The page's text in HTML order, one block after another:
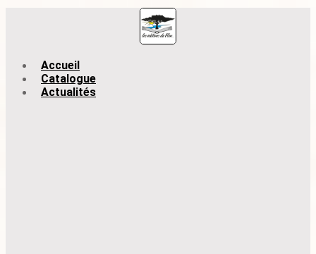
Accueil
Catalogue
Actualités